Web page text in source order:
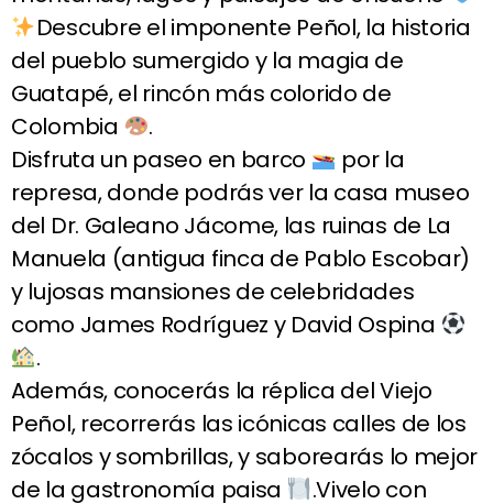
Descubre el imponente Peñol, la historia
del pueblo sumergido y la magia de
Guatapé, el rincón más colorido de
Colombia
.
Disfruta un paseo en barco
por la
represa, donde podrás ver la casa museo
del Dr. Galeano Jácome, las ruinas de La
Manuela (antigua finca de Pablo Escobar)
y lujosas mansiones de celebridades
como James Rodríguez y David Ospina
.
Además, conocerás la réplica del Viejo
Peñol, recorrerás las icónicas calles de los
zócalos y sombrillas, y saborearás lo mejor
de la gastronomía paisa
.Vivelo con